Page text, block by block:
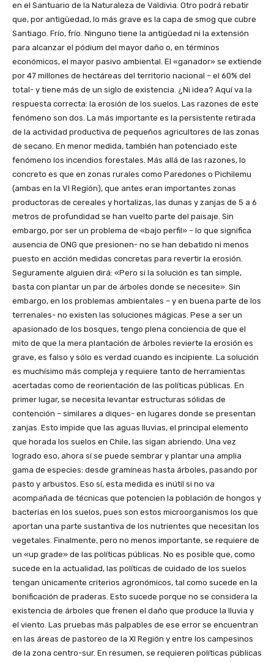
en el Santuario de la Naturaleza de Valdivia. Otro podrá rebatir
que, por antigüedad, lo más grave es la capa de smog que cubre
Santiago. Frío, frío. Ninguno tiene la antigüedad ni la extensión
para alcanzar el pódium del mayor daño o, en términos
económicos, el mayor pasivo ambiental. El «ganador» se extiende
por 47 millones de hectáreas del territorio nacional – el 60% del
total- y tiene más de un siglo de existencia. ¿Ni idea? Aquí va la
respuesta correcta: la erosión de los suelos. Las razones de este
fenómeno son dos. La más importante es la persistente retirada
de la actividad productiva de pequeños agricultores de las zonas
de secano. En menor medida, también han potenciado este
fenómeno los incendios forestales. Más allá de las razones, lo
concreto es que en zonas rurales como Paredones o Pichilemu
(ambas en la VI Región), que antes eran importantes zonas
productoras de cereales y hortalizas, las dunas y zanjas de 5 a 6
metros de profundidad se han vuelto parte del paisaje. Sin
embargo, por ser un problema de «bajo perfil» – lo que significa
ausencia de ONG que presionen- no se han debatido ni menos
puesto en acción medidas concretas para revertir la erosión.
Seguramente alguien dirá: «Pero si la solución es tan simple,
basta con plantar un par de árboles donde se necesite». Sin
embargo, en los problemas ambientales – y en buena parte de los
terrenales- no existen las soluciones mágicas. Pese a ser un
apasionado de los bosques, tengo plena conciencia de que el
mito de que la mera plantación de árboles revierte la erosión es
grave, es falso y sólo es verdad cuando es incipiente. La solución
es muchísimo más compleja y requiere tanto de herramientas
acertadas como de reorientación de las políticas públicas. En
primer lugar, se necesita levantar estructuras sólidas de
contención – similares a diques- en lugares donde se presentan
zanjas. Esto impide que las aguas lluvias, el principal elemento
que horada los suelos en Chile, las sigan abriendo. Una vez
logrado eso, ahora sí se puede sembrar y plantar una amplia
gama de especies: desde gramíneas hasta árboles, pasando por
pasto y arbustos. Eso sí, esta medida es inútil si no va
acompañada de técnicas que potencien la población de hongos y
bacterias en los suelos, pues son estos microorganismos los que
aportan una parte sustantiva de los nutrientes que necesitan los
vegetales. Finalmente, pero no menos importante, se requiere de
un «up grade» de las políticas públicas. No es posible que, como
sucede en la actualidad, las políticas de cuidado de los suelos
tengan únicamente criterios agronómicos, tal como sucede en la
bonificación de praderas. Esto sucede porque no se considera la
existencia de árboles que frenen el daño que produce la lluvia y
el viento. Las pruebas más palpables de ese error se encuentran
en las áreas de pastoreo de la XI Región y entre los campesinos
de la zona centro-sur. En resumen, se requieren políticas públicas